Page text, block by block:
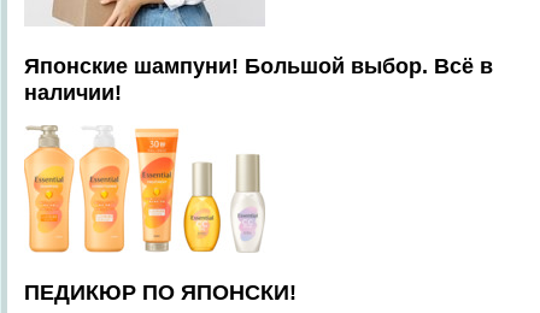
Японские шампуни! Большой выбор. Всё в
наличии!
ПЕДИКЮР ПО ЯПОНСКИ!